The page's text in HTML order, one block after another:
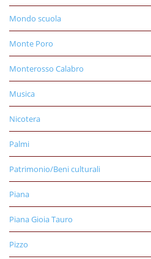
Mondo scuola
Monte Poro
Monterosso Calabro
Musica
Nicotera
Palmi
Patrimonio/Beni culturali
Piana
Piana Gioia Tauro
Pizzo